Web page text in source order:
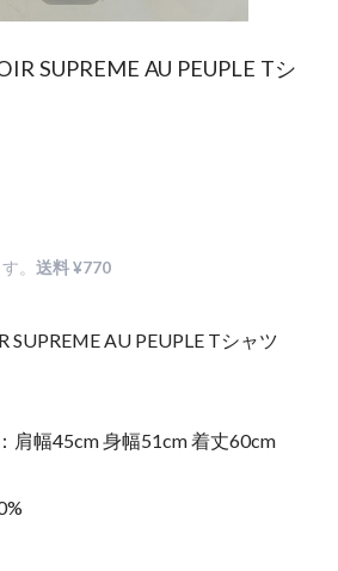
SUPREME AU PEUPLE Tシ
。送料 ¥770
SUPREME AU PEUPLE Tシャツ
肩幅45cm 身幅51cm 着丈60cm